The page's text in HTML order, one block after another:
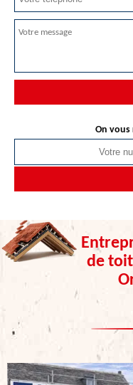
On
de